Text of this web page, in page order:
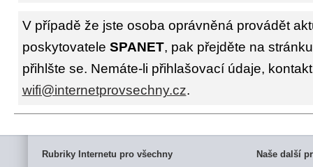
V případě že jste osoba oprávněná provádět
poskytovatele SPANET, pak přejděte na
přihlšte se. Nemáte-li přihlašovací údaje,
wifi@internetprovsechny.cz.
Rubriky Internetu pro všechny Naše další